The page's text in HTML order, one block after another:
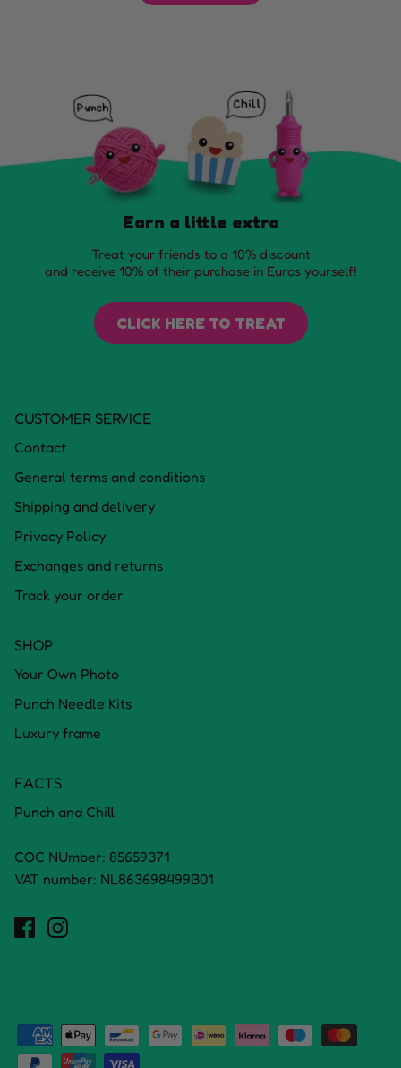
Earn a little extra
Treat your friends to a 10% discount
and receive 10% of their purchase in Euros yourself!
CLICK HERE TO TREAT
CUSTOMER SERVICE
Contact
General terms and conditions
Shipping and delivery
Privacy Policy
Exchanges and returns
Track your order
SHOP
Your Own Photo
Punch Needle Kits
Luxury frame
FACTS
Punch and Chill
COC NUmber: 85659371
VAT number: NL863698499B01